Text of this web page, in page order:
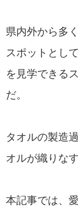
県内外から多
スポットとし
を見学できる
だ。
タオルの製造
オルが織りな
本記事では、